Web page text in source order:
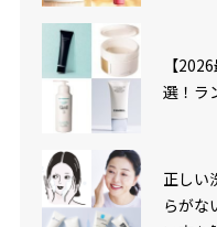
【
選！ラ
正しい
らがな